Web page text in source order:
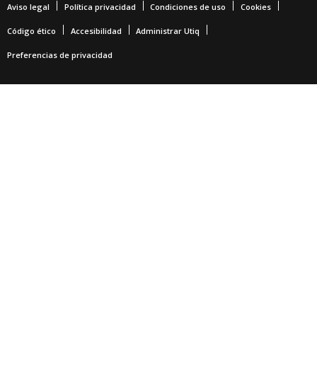
Aviso legal Política privacidad Condiciones de uso Cookies
Código ético Accesibilidad Administrar Utiq
Preferencias de privacidad